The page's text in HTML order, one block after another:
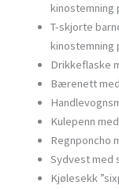
kinostemning
T-skjorte
kinostemning
Drikkeflaske
Bærenett
Kulepenn
Regnponcho
Sydvest med
Kjølesekk